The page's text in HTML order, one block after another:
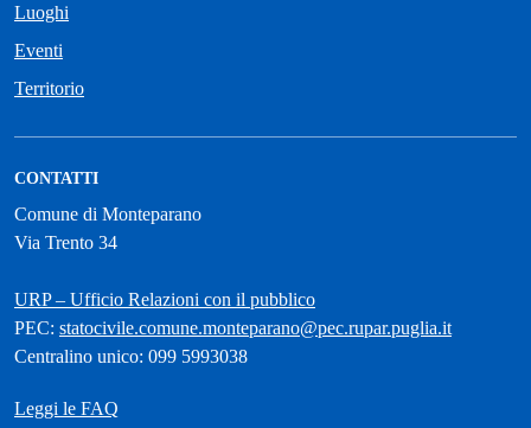
Luoghi
Eventi
Territorio
CONTATTI
Comune di Monteparano
Via Trento 34
URP – Ufficio Relazioni con il pubblico
PEC: statocivile.comune.monteparano@pec.rupar.puglia.it
Centralino unico: 099 5993038
Leggi le FAQ